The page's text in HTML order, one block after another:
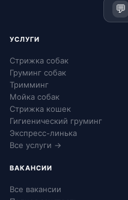
💬
УСЛУГИ
Стрижка собак
Груминг собак
Тримминг
Мойка собак
Стрижка кошек
Гигиенический груминг
Экспресс-линька
Все услуги →
ВАКАНСИИ
Все вакансии